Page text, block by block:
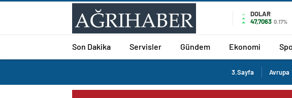
DOLAR
47,7063 0.17%
Son Dakika Servisler Gündem Ekonomi
3.Sayfa Avrupa